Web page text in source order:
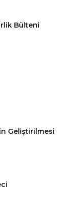
Bülteni
Geliştirilmesi